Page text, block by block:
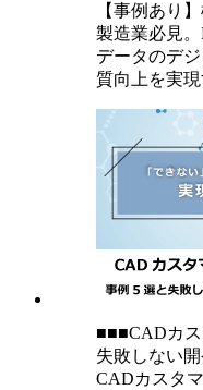
【事例あり
製造業必見
データのデ
質向上を実
■■■CADカ
失敗しない
CADカスタ